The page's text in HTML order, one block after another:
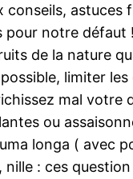
conseils, astuces
pour notre défaut
de la nature
limiter les
mal votre
ou
longa ( avec
nille : ces